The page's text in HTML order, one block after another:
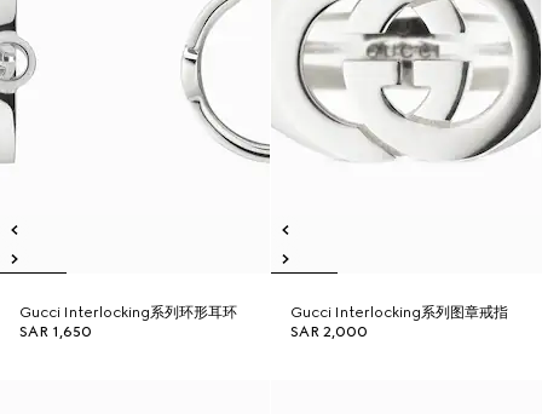
Gucci Interlocking系列环形耳环
SAR 1,650
Gucci Interlocking系列图章戒指
SAR 2,000